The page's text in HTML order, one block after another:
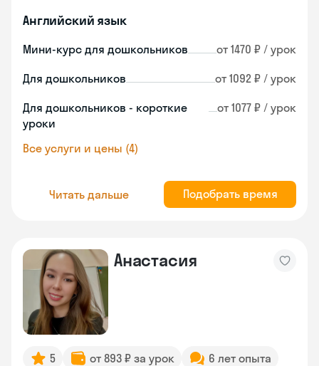
Английский язык
Мини-курс для дошкольников от 1470 ₽ / урок
Для дошкольников от 1092 ₽ / урок
Для дошкольников - короткие
уроки
от 1077 ₽ / урок
Все услуги и цены (4)
Читать дальше Подобрать время
Анастасия
5 от 893 ₽ за урок
6 лет опыта